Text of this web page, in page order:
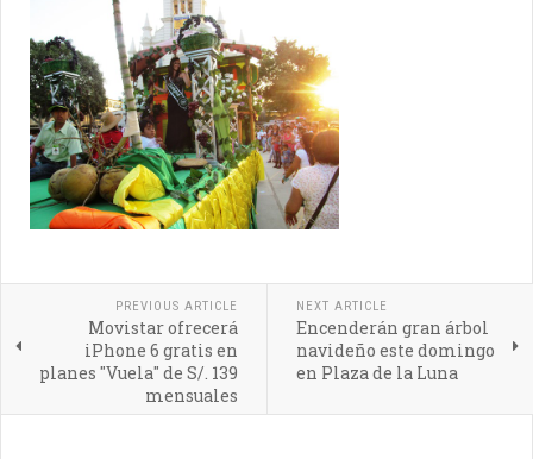
PREVIOUS ARTICLE
Movistar ofrecerá
iPhone 6 gratis en
planes "Vuela" de S/. 139
mensuales
NEXT ARTICLE
Encenderán gran árbol
navideño este domingo
en Plaza de la Luna